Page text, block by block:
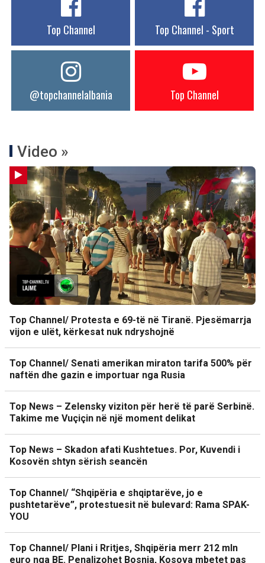
Top Channel Top Channel - Sport
@topchannelalbania Top Channel
Video »
Top Channel/ Protesta e 69-të në Tiranë. Pjesëmarrja
vijon e ulët, kërkesat nuk ndryshojnë
Top Channel/ Senati amerikan miraton tarifa 500% për
naftën dhe gazin e importuar nga Rusia
Top News – Zelensky viziton për herë të parë Serbinë.
Takime me Vuçiçin në një moment delikat
Top News – Skadon afati Kushtetues. Por, Kuvendi i
Kosovën shtyn sërish seancën
Top Channel/ “Shqipëria e shqiptarëve, jo e
pushtetarëve”, protestuesit në bulevard: Rama SPAK-
YOU
Top Channel/ Plani i Rritjes, Shqipëria merr 212 mln
euro nga BE. Penalizohet Bosnja, Kosova mbetet pas